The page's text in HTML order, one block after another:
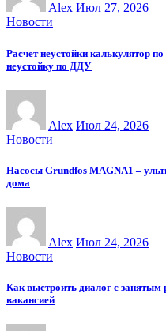
Alex Июл 27, 2026
Новости
Расчет неустойки калькулятор
неустойку по ДДУ
Alex Июл 24, 2026
Новости
Насосы Grundfos MAGNA1 –
дома
Alex Июл 24, 2026
Новости
Как выстроить диалог с занятым
вакансией